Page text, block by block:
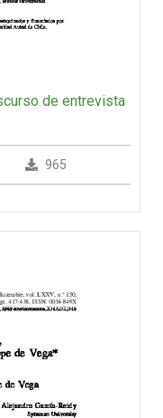
de entrevista
965